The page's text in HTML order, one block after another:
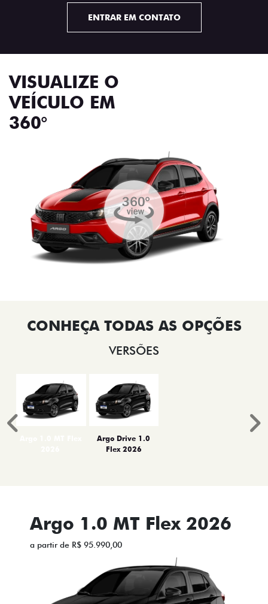
ENTRAR EM CONTATO
VISUALIZE O
VEÍCULO EM
360°
VERSÕES
Argo Drive 1.0
Flex 2026
Anterior
Argo 1.0 MT Flex 2026
a partir de R$ 95.990,00